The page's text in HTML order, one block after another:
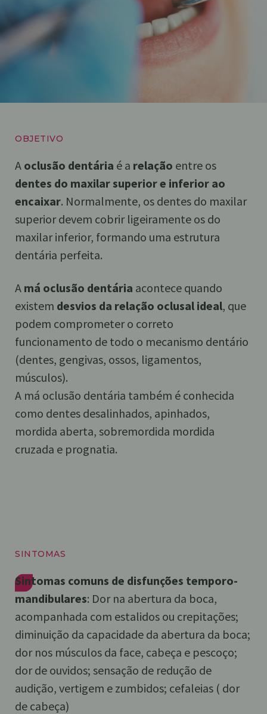
OBJETIVO
A oclusão dentária é a relação entre os
dentes do maxilar superior e inferior ao
encaixar. Normalmente, os dentes do maxilar
superior devem cobrir ligeiramente os do
maxilar inferior, formando uma estrutura
dentária perfeita.
A má oclusão dentária acontece quando
existem desvios da relação oclusal ideal, que
podem comprometer o correto
funcionamento de todo o mecanismo dentário
(dentes, gengivas, ossos, ligamentos,
músculos).
A má oclusão dentária também é conhecida
como dentes desalinhados, apinhados,
mordida aberta, sobremordida mordida
cruzada e prognatia.
SINTOMAS
Sintomas comuns de disfunções temporo-
mandibulares: Dor na abertura da boca,
acompanhada com estalidos ou crepitações;
diminuição da capacidade da abertura da boca;
dor nos músculos da face, cabeça e pescoço;
dor de ouvidos; sensação de redução de
audição, vertigem e zumbidos; cefaleias ( dor
de cabeça)